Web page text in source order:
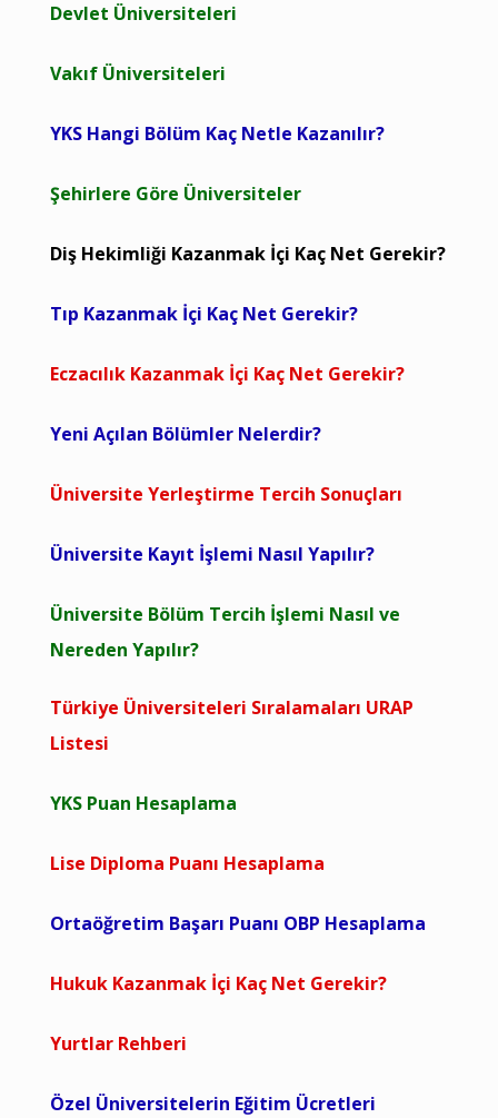
Devlet Üniversiteleri
Vakıf Üniversiteleri
YKS Hangi Bölüm Kaç Netle Kazanılır?
Şehirlere Göre Üniversiteler
Diş Hekimliği Kazanmak İçi Kaç Net Gerekir?
Tıp Kazanmak İçi Kaç Net Gerekir?
Eczacılık Kazanmak İçi Kaç Net Gerekir?
Yeni Açılan Bölümler Nelerdir?
Üniversite Yerleştirme Tercih Sonuçları
Üniversite Kayıt İşlemi Nasıl Yapılır?
Üniversite Bölüm Tercih İşlemi Nasıl ve
Nereden Yapılır?
Türkiye Üniversiteleri Sıralamaları URAP
Listesi
YKS Puan Hesaplama
Lise Diploma Puanı Hesaplama
Ortaöğretim Başarı Puanı OBP Hesaplama
Hukuk Kazanmak İçi Kaç Net Gerekir?
Yurtlar Rehberi
Özel Üniversitelerin Eğitim Ücretleri